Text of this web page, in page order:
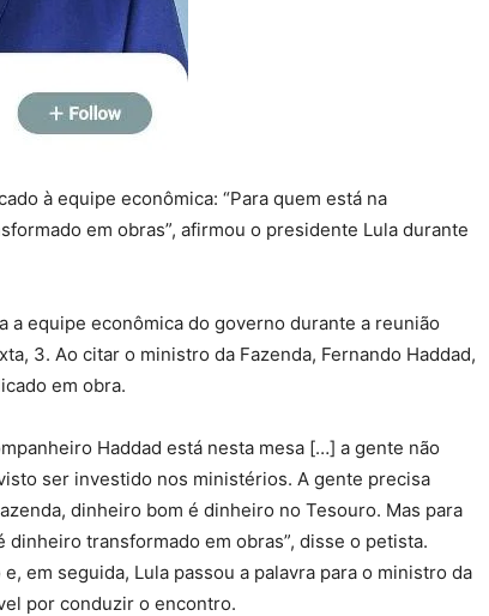
à equipe econômica: “Para quem está na
em obras”, afirmou o presidente Lula durante
a equipe econômica do governo durante a reunião
3. Ao citar o ministro da Fazenda, Fernando Haddad,
em obra.
Haddad está nesta mesa […] a gente não
ser investido nos ministérios. A gente precisa
dinheiro bom é dinheiro no Tesouro. Mas para
transformado em obras”, disse o petista.
em seguida, Lula passou a palavra para o ministro da
por conduzir o encontro.